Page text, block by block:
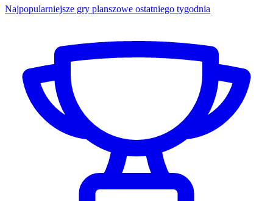
Najpopularniejsze gry planszowe ostatniego tygodnia